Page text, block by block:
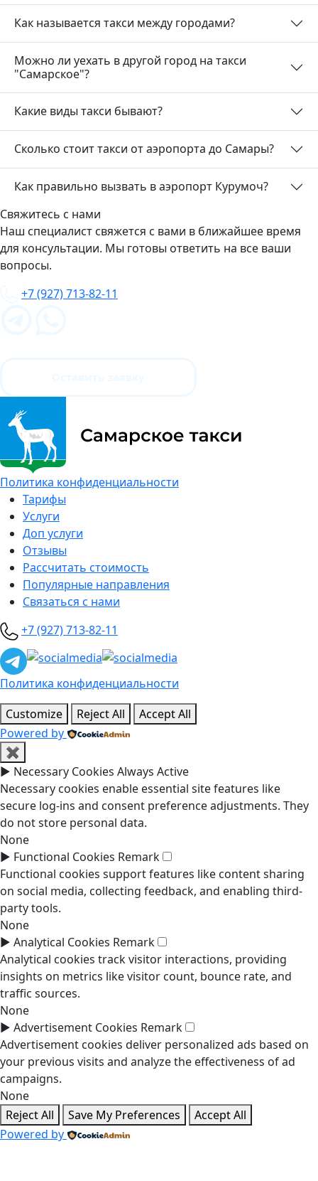
Как называется такси между городами?
Можно ли уехать в другой город на такси
"Самарское"?
Какие виды такси бывают?
Сколько стоит такси от аэропорта до Самары?
Как правильно вызвать в аэропорт Курумоч?
Свяжитесь с нами
Наш специалист свяжется с вами в ближайшее время
для консультации. Мы готовы ответить на все ваши
вопросы.
+7 (927) 713-82-11
Политика конфиденциальности
Тарифы
Услуги
Доп услуги
Отзывы
Рассчитать стоимость
Популярные направления
Связаться с нами
+7 (927) 713-82-11
Политика конфиденциальности
Customize
Reject All
Accept All
Powered by
✖
► Necessary Cookies Always Active
Necessary cookies enable essential site features like
secure log-ins and consent preference adjustments. They
do not store personal data.
None
► Functional Cookies Remark
Functional cookies support features like content sharing
on social media, collecting feedback, and enabling third-
party tools.
None
► Analytical Cookies Remark
Analytical cookies track visitor interactions, providing
insights on metrics like visitor count, bounce rate, and
traffic sources.
None
► Advertisement Cookies Remark
Advertisement cookies deliver personalized ads based on
your previous visits and analyze the effectiveness of ad
campaigns.
None
Reject All
Save My Preferences
Accept All
Powered by